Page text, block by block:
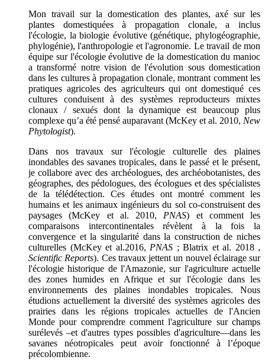
Mon travail sur la domestication des plantes, axé sur les
plantes domestiquées à propagation clonale, a inclus
l'écologie, la biologie évolutive (génétique, phylogéographie,
phylogénie), l'anthropologie et l'agronomie. Le travail de mon
équipe sur l'écologie évolutive de la domestication du manioc
a transformé notre vision de l'évolution sous domestication
dans les cultures à propagation clonale, montrant comment les
pratiques agricoles des agriculteurs qui ont domestiqué ces
cultures conduisent à des systèmes reproducteurs mixtes
clonaux / sexués dont la dynamique est beaucoup plus
complexe qu’a été pensé auparavant (McKey et al. 2010, New
Phytologist).
Dans nos travaux sur l'écologie culturelle des plaines
inondables des savanes tropicales, dans le passé et le présent,
je collabore avec des archéologues, des archéobotanistes, des
géographes, des pédologues, des écologues et des spécialistes
de la télédétection. Ces études ont montré comment les
humains et les animaux ingénieurs du sol co-construisent des
paysages (McKey et al. 2010, PNAS) et comment les
comparaisons intercontinentales révèlent à la fois la
convergence et la singularité dans la construction de niches
culturelles (McKey et al.2016, PNAS ; Blatrix et al. 2018 ,
Scientific Reports). Ces travaux jettent un nouvel éclairage sur
l'écologie historique de l'Amazonie, sur l'agriculture actuelle
des zones humides en Afrique et sur l'écologie dans les
environnements des plaines inondables tropicales. Nous
étudions actuellement la diversité des systèmes agricoles des
prairies dans les régions tropicales actuelles de l'Ancien
Monde pour comprendre comment l'agriculture sur champs
surélevés –et d'autres types possibles d'agriculture—dans les
savanes néotropicales peut avoir fonctionné à l’époque
précolombienne.